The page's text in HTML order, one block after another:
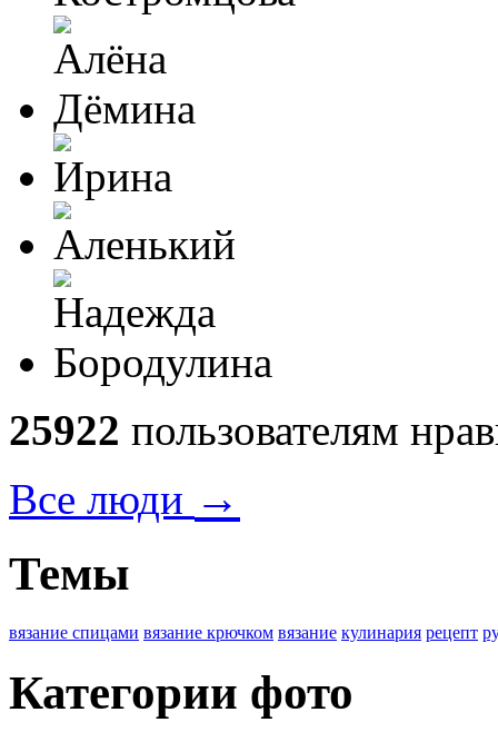
25922 пользователям
Все люди →
Темы
вязание спицами вязание крючком вязание кулинария рецепт
Категории фото